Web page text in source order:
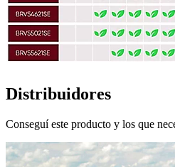
Distribuidores
Conseguí este producto y los que